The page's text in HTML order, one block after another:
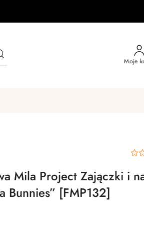
Moje
Mila Project Zajączki i
Bunnies” [FMP132]